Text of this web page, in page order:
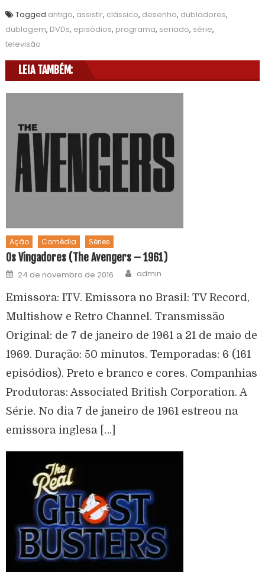
Tagged antigo, assistir, clássico, desenho, dubladores,
dublagem, DVDs, episódios, programa, seriado, série,
televisão
LEIA TAMBÉM:
Ação Comédia Séries
Os Vingadores (The Avengers – 1961)
24 de novembro de 2016 admin
Emissora: ITV. Emissora no Brasil: TV Record,
Multishow e Retro Channel. Transmissão
Original: de 7 de janeiro de 1961 a 21 de maio de
1969. Duração: 50 minutos. Temporadas: 6 (161
episódios). Preto e branco e cores. Companhias
Produtoras: Associated British Corporation. A
Série. No dia 7 de janeiro de 1961 estreou na
emissora inglesa […]